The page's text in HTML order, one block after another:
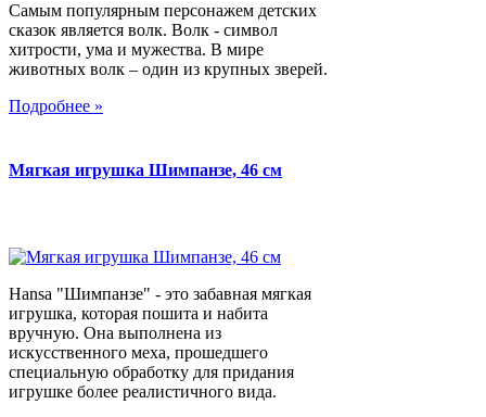
Самым популярным персонажем детских
сказок является волк. Волк - символ
хитрости, ума и мужества. В мире
животных волк – один из крупных зверей.
Подробнее »
Мягкая игрушка Шимпанзе, 46 см
Hansa "Шимпанзе" - это забавная мягкая
игрушка, которая пошита и набита
вручную. Она выполнена из
искусственного меха, прошедшего
специальную обработку для придания
игрушке более реалистичного вида.